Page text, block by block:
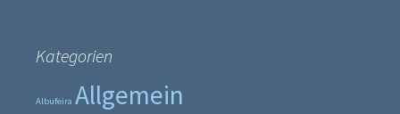
Kategorien
Albufeira Allgemein